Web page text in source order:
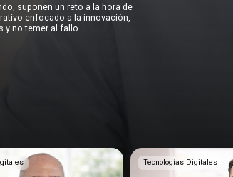
suponen un reto a la hora de
enfocado a la innovación,
y no temer al fallo.
Tecnologías Digitales